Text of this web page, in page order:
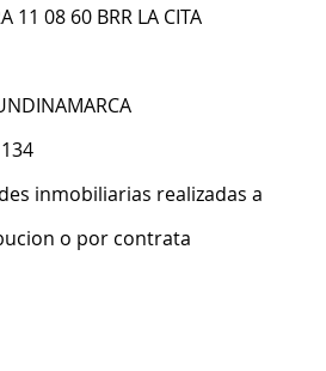
11 08 60 BRR LA CITA
inmobiliarias realizadas a
o por contrata